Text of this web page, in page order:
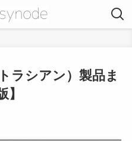
ラシアン）製品ま